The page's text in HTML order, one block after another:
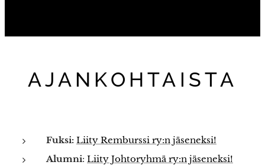
AJANKOHTAISTA
Fuksi: Liity Remburssi ry:n jäseneksi!
Alumni: Liity Johtoryhmä ry:n jäseneksi!